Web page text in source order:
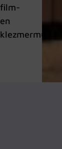
film-
en
klezmermuziek.